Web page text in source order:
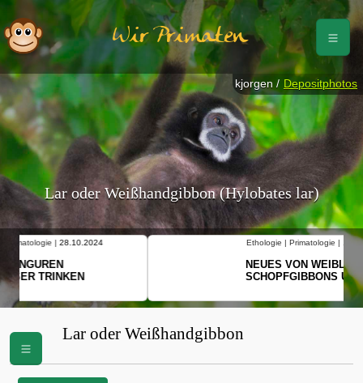
Wir Primaten
Lar oder Weißhandgibbon (Hylobates lar)
10.10.2024
NEUES VON WEIBLICHEN
SCHOPFGIBBONS UND IHRER
kjorgen / Depositphotos
Lar oder Weißhandgibbon